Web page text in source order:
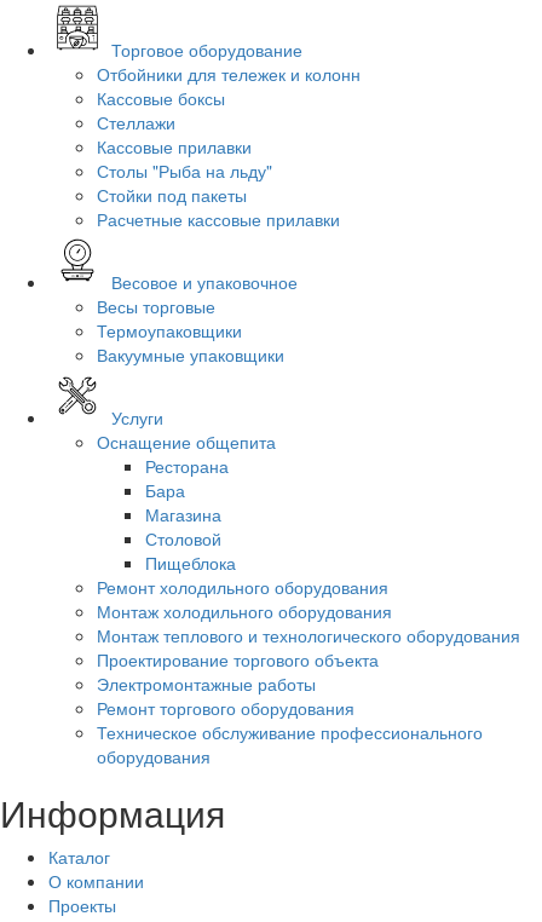
Торговое оборудование
Отбойники для тележек и колонн
Кассовые боксы
Стеллажи
Кассовые прилавки
Столы "Рыба на льду"
Стойки под пакеты
Расчетные кассовые прилавки
Весовое и упаковочное
Весы торговые
Термоупаковщики
Вакуумные упаковщики
Услуги
Оснащение общепита
Ресторана
Бара
Магазина
Столовой
Пищеблока
Ремонт холодильного оборудования
Монтаж холодильного оборудования
Монтаж теплового и технологического оборудования
Проектирование торгового объекта
Электромонтажные работы
Ремонт торгового оборудования
Техническое обслуживание профессионального
оборудования
Информация
Каталог
О компании
Проекты